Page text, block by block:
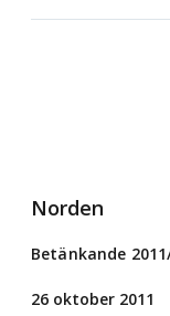
Norden
Betänkande
26 oktober 2011